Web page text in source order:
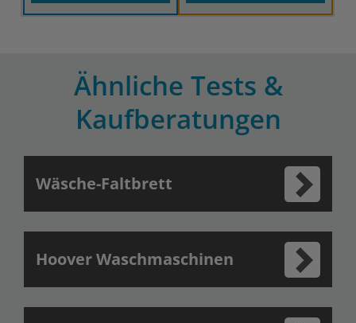
Ähnliche Tests &
Kaufberatungen
Wäsche-Faltbrett
Hoover Waschmaschinen